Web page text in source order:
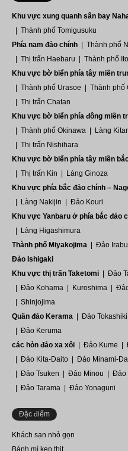
Khu vực xung quanh sân bay
Thành phố Tomigusuku
Phía nam đảo chính
Thành phố
Thị trấn Haebaru
Thành phố
Khu vực bờ biển phía tây miền
Thành phố Urasoe
Thành phố
Thị trấn Chatan
Khu vực bờ biển phía đông miền
Thành phố Okinawa
Làng
Thị trấn Nishihara
Khu vực bờ biển phía tây miền
Thị trấn Kin
Làng Ginoza
Khu vực phía bắc đảo chính –
Làng Nakijin
Đảo Kouri
Khu vực Yanbaru ở phía bắc đảo
Làng Higashimura
Thành phố Miyakojima
Đảo Irabu
Đảo Ishigaki
Khu vực thị trấn Taketomi
Đảo
Đảo Kohama
Kuroshima
Shinjojima
Quần đảo Kerama
Đảo Tokashiki
Đảo Keruma
các hòn đảo xa xôi
Đảo Kume
Đảo Kita-Daito
Đảo Minami-
Đảo Tsuken
Đảo Minou Đảo
Đảo Tarama
Đảo Yonaguni
Đặc điểm
Khách sạn nhỏ gọn
Bánh mì kẹp thịt